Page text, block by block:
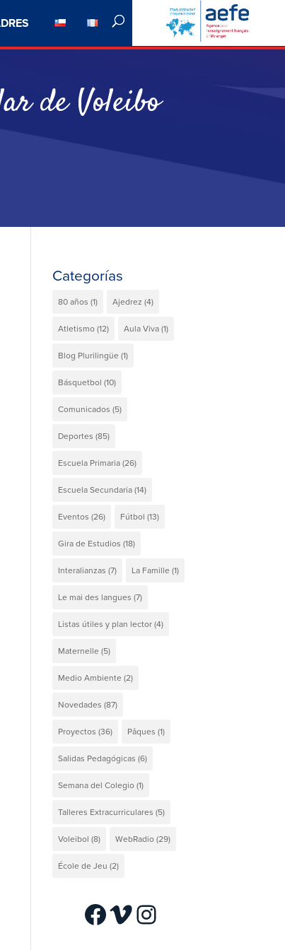
de Voleibo
Categorías
80 años (1) Ajedrez (4)
Atletismo(12) Aula Viva(1)
Blog Plurilingüe (1)
Básquetbol (10)
Comunicados (5)
Deportes (85)
Escuela Primaria(26)
Escuela Secundaria(14)
Eventos (26) Fútbol (13)
Gira de Estudios (18)
Interalianzas (7) La Famille (1)
Le mai des langues (7)
Listas útiles y plan lector(4)
Maternelle (5)
Medio Ambiente (2)
Novedades (87)
Proyectos (36) Pâques (1)
Salidas Pedagógicas (6)
Semana del Colegio(1)
Talleres Extracurriculares (5)
Voleibol (8) WebRadio(29)
École de Jeu (2)
Facebook
VimeoInstagram